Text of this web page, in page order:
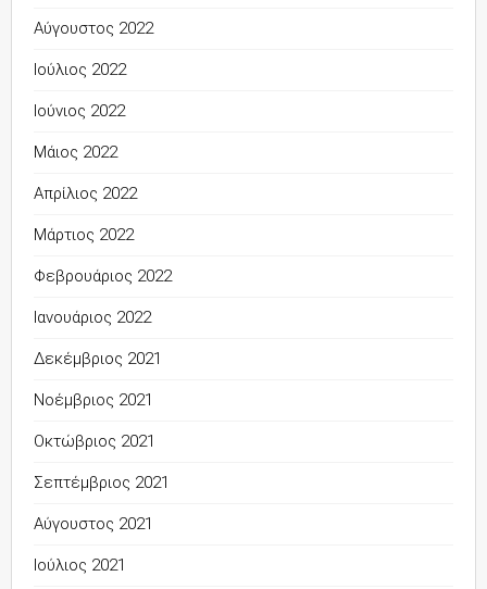
Αύγουστος 2022
Ιούλιος 2022
Ιούνιος 2022
Μάιος 2022
Απρίλιος 2022
Μάρτιος 2022
Φεβρουάριος 2022
Ιανουάριος 2022
Δεκέμβριος 2021
Νοέμβριος 2021
Οκτώβριος 2021
Σεπτέμβριος 2021
Αύγουστος 2021
Ιούλιος 2021